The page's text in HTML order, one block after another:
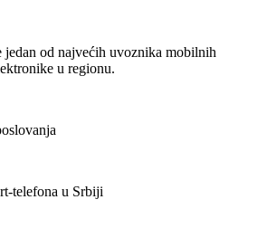
jedan od najvećih uvoznika mobilnih
u regionu.
telefona u Srbiji